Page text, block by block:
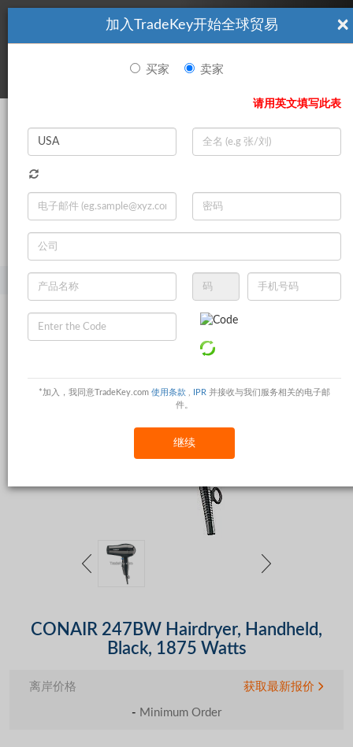
看起來你不是TradeKey.com的會員。 立即註冊，與全球超過7
百萬的進口商和出口商建立聯繫。 立即加入 |
登录
Search
×
加入TradeKey开始全球贸易
买家 卖家
请用英文填写此表
*加入，我同意TradeKey.com 使用条款 IPR 并接收与我们服务相关的电子邮
件。
继续
产品
CONAIR 247BW Hairdryer, Handheld,
Black, 1875 Watts
离岸价格 获取最新报价
- Minimum Order